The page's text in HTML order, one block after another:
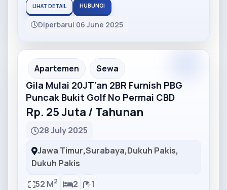
LIHAT DETAIL HUBUNGI
Diperbarui 06 June 2025
Partner Ad
Apartemen Sewa
Gila Mulai 20JT'an 2BR Furnish PBG
Puncak Bukit Golf No Permai CBD
Rp. 25 Juta / Tahunan
28 July 2025
Jawa Timur,Surabaya,Dukuh Pakis,
Dukuh Pakis
52 M2 2 1